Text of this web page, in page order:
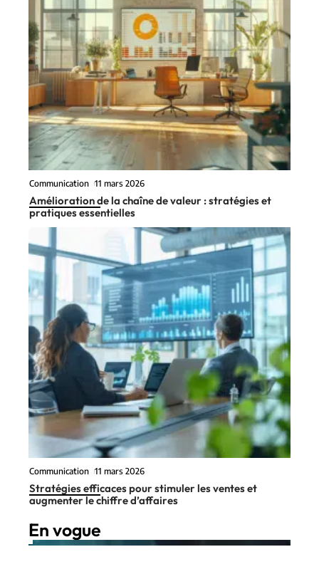
Communication 11 mars 2026
Amélioration de la chaîne de valeur : stratégies et
pratiques essentielles
Communication 11 mars 2026
Stratégies efficaces pour stimuler les ventes et
augmenter le chiffre d’affaires
En vogue